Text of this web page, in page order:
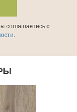
соглашаетесь с
.